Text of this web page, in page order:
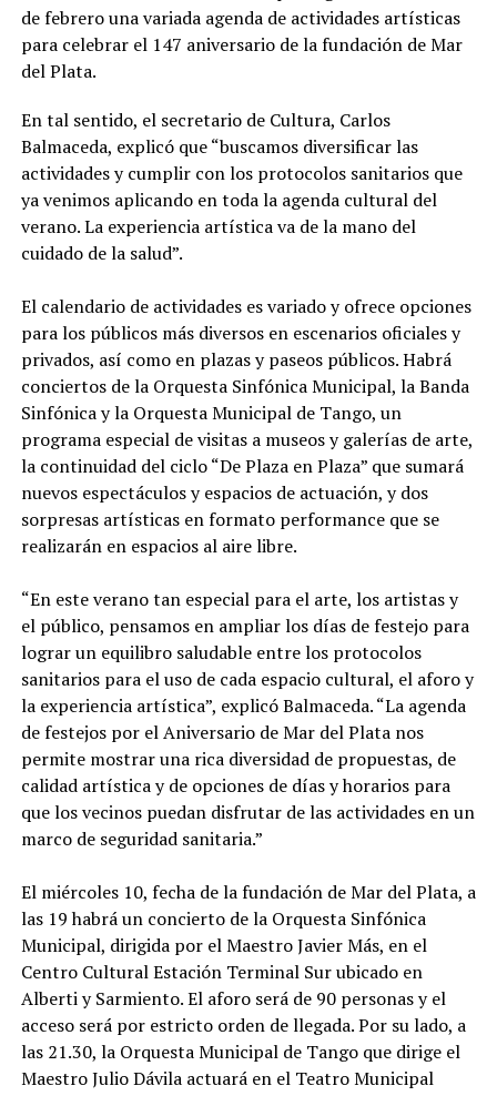
de febrero una variada agenda de actividades artísticas
para celebrar el 147 aniversario de la fundación de Mar
del Plata.
En tal sentido, el secretario de Cultura, Carlos
Balmaceda, explicó que “buscamos diversificar las
actividades y cumplir con los protocolos sanitarios que
ya venimos aplicando en toda la agenda cultural del
verano. La experiencia artística va de la mano del
cuidado de la salud”.
El calendario de actividades es variado y ofrece opciones
para los públicos más diversos en escenarios oficiales y
privados, así como en plazas y paseos públicos. Habrá
conciertos de la Orquesta Sinfónica Municipal, la Banda
Sinfónica y la Orquesta Municipal de Tango, un
programa especial de visitas a museos y galerías de arte,
la continuidad del ciclo “De Plaza en Plaza” que sumará
nuevos espectáculos y espacios de actuación, y dos
sorpresas artísticas en formato performance que se
realizarán en espacios al aire libre.
“En este verano tan especial para el arte, los artistas y
el público, pensamos en ampliar los días de festejo para
lograr un equilibro saludable entre los protocolos
sanitarios para el uso de cada espacio cultural, el aforo y
la experiencia artística”, explicó Balmaceda. “La agenda
de festejos por el Aniversario de Mar del Plata nos
permite mostrar una rica diversidad de propuestas, de
calidad artística y de opciones de días y horarios para
que los vecinos puedan disfrutar de las actividades en un
marco de seguridad sanitaria.”
El miércoles 10, fecha de la fundación de Mar del Plata, a
las 19 habrá un concierto de la Orquesta Sinfónica
Municipal, dirigida por el Maestro Javier Más, en el
Centro Cultural Estación Terminal Sur ubicado en
Alberti y Sarmiento. El aforo será de 90 personas y el
acceso será por estricto orden de llegada. Por su lado, a
las 21.30, la Orquesta Municipal de Tango que dirige el
Maestro Julio Dávila actuará en el Teatro Municipal